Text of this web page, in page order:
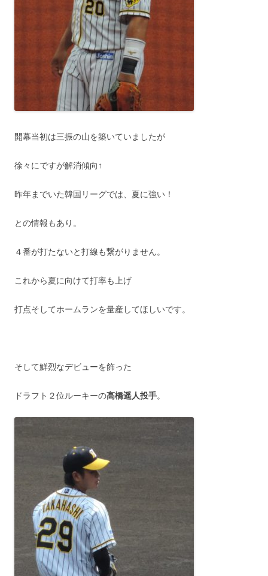
開幕当初は三振の山を築いていましたが
徐々にですが解消傾向↑
昨年までいた韓国リーグでは、夏に強い！
との情報もあり。
４番が打たないと打線も繋がりません。
これから夏に向けて打率も上げ
打点そしてホームランを量産してほしいです。
そして鮮烈なデビューを飾った
ドラフト２位ルーキーの高橋遥人投手。